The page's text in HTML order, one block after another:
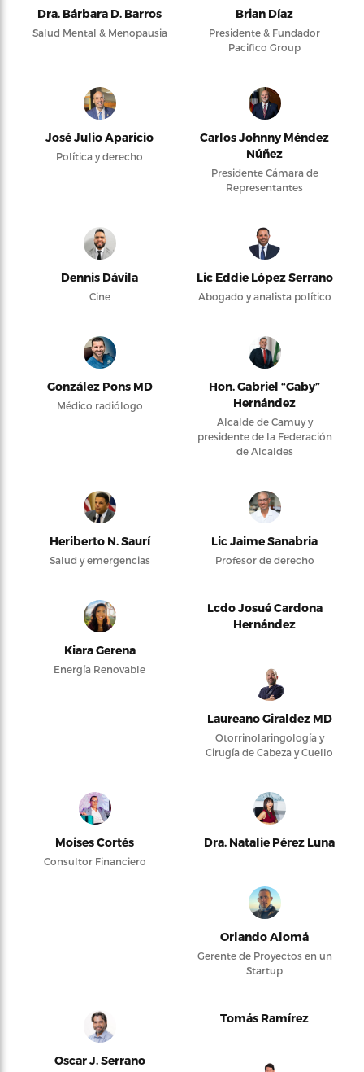
Dra. Bárbara D. Barros
Salud Mental & Menopausia
Brian Díaz
Presidente & Fundador
Pacifico Group
José Julio Aparicio
Política y derecho
Carlos Johnny Méndez
Núñez
Presidente Cámara de
Representantes
Dennis Dávila
Cine
Lic Eddie López Serrano
Abogado y analista político
González Pons MD
Médico radiólogo
Hon. Gabriel “Gaby”
Hernández
Alcalde de Camuy y
presidente de la Federación
de Alcaldes
Heriberto N. Saurí
Salud y emergencias
Lic Jaime Sanabria
Profesor de derecho
Kiara Gerena
Energía Renovable
Lcdo Josué Cardona
Hernández
Laureano Giraldez MD
Otorrinolaringología y
Cirugía de Cabeza y Cuello
Moises Cortés
Consultor Financiero
Dra. Natalie Pérez Luna
Orlando Alomá
Gerente de Proyectos en un
Startup
Oscar J. Serrano
Tomás Ramírez